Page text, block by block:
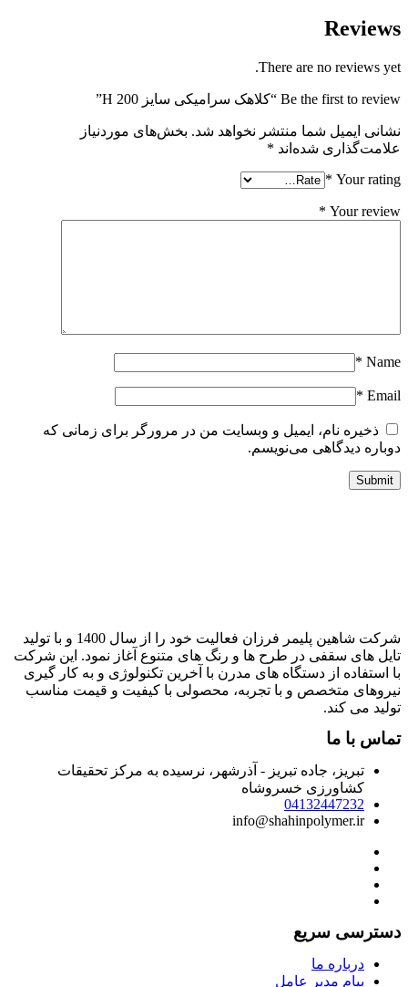
Reviews
There are no reviews yet.
Be the first to review “کلاهک سرامیکی سایز H 200”
نشانی ایمیل شما منتشر نخواهد شد. بخش‌های موردنیاز
علامت‌گذاری شده‌اند*
Your rating
*
Your review
*
Name
*
Email
*
ذخیره نام، ایمیل و وبسایت من در مرورگر برای زمانی که
دوباره دیدگاهی می‌نویسم.
شرکت شاهین پلیمر فرزان فعالیت خود را از سال 1400 و با تولید
تایل های سقفی در طرح ها و رنگ های متنوع آغاز نمود. این شرکت
با استفاده از دستگاه های مدرن با آخرین تکنولوژی و به کار گیری
نیروهای متخصص و با تجربه، محصولی با کیفیت و قیمت مناسب
تولید می کند.
تماس با ما
تبریز، جاده تبریز - آذرشهر، نرسیده به مرکز تحقیقات
کشاورزی خسروشاه
04132447232
info@shahinpolymer.ir
دسترسی سریع
درباره ما
پیام مدیر عامل